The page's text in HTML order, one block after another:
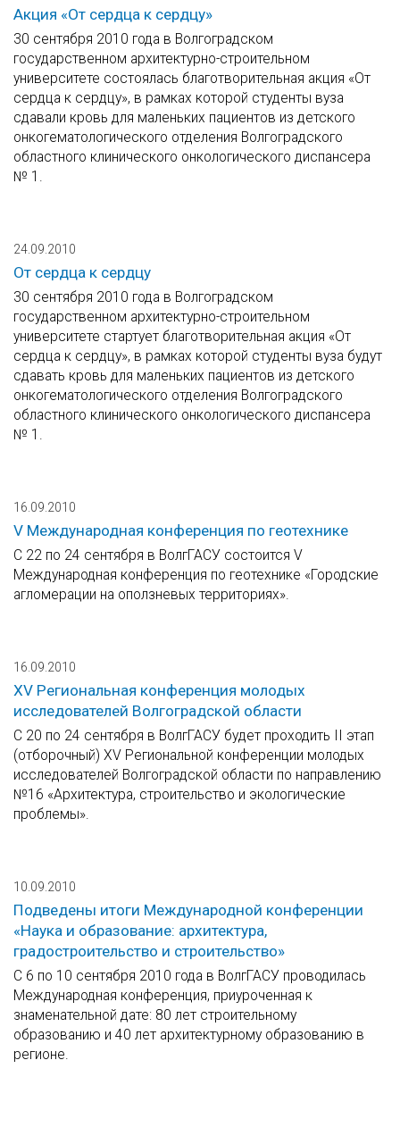
Акция «От сердца к сердцу»
30 сентября 2010 года в Волгоградском
государственном архитектурно-строительном
университете состоялась благотворительная акция «От
сердца к сердцу», в рамках которой студенты вуза
сдавали кровь для маленьких пациентов из детского
онкогематологического отделения Волгоградского
областного клинического онкологического диспансера
№ 1.
24.09.2010
От сердца к сердцу
30 сентября 2010 года в Волгоградском
государственном архитектурно-строительном
университете стартует благотворительная акция «От
сердца к сердцу», в рамках которой студенты вуза будут
сдавать кровь для маленьких пациентов из детского
онкогематологического отделения Волгоградского
областного клинического онкологического диспансера
№ 1.
16.09.2010
V Международная конференция по геотехнике
С 22 по 24 сентября в ВолгГАСУ состоится V
Международная конференция по геотехнике «Городские
агломерации на оползневых территориях».
16.09.2010
XV Региональная конференция молодых
исследователей Волгоградской области
С 20 по 24 сентября в ВолгГАСУ будет проходить II этап
(отборочный) XV Региональной конференции молодых
исследователей Волгоградской области по направлению
№16 «Архитектура, строительство и экологические
проблемы».
10.09.2010
Подведены итоги Международной конференции
«Наука и образование: архитектура,
градостроительство и строительство»
С 6 по 10 сентября 2010 года в ВолгГАСУ проводилась
Международная конференция, приуроченная к
знаменательной дате: 80 лет строительному
образованию и 40 лет архитектурному образованию в
регионе.